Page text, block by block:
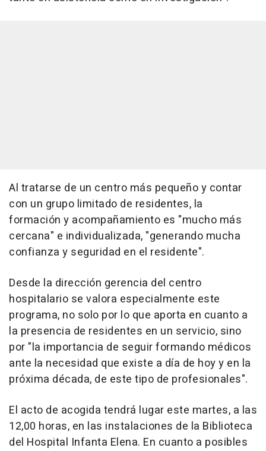
Al tratarse de un centro más pequeño y contar
con un grupo limitado de residentes, la
formación y acompañamiento es "mucho más
cercana" e individualizada, "generando mucha
confianza y seguridad en el residente".
Desde la dirección gerencia del centro
hospitalario se valora especialmente este
programa, no solo por lo que aporta en cuanto a
la presencia de residentes en un servicio, sino
por "la importancia de seguir formando médicos
ante la necesidad que existe a día de hoy y en la
próxima década, de este tipo de profesionales".
El acto de acogida tendrá lugar este martes, a las
12,00 horas, en las instalaciones de la Biblioteca
del Hospital Infanta Elena. En cuanto a posibles